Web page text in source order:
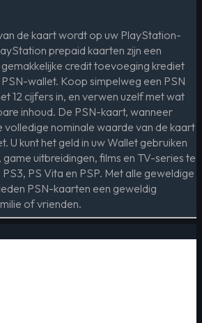
de kaart wordt op uw PlayStation-
prepaid kaarten zijn een
credit toevoeging krediet
wallet. Koop simpelweg een PSN
12 cijfers in, en verwen uzelf met wat
inhoud. De PSN-kaart, wanneer
volledige nominale waarde van de kaart
U kunt het geld in uw Wallet gebruiken
uitbreidingen, films en TV-series te
PS Vita en PSP. Met alle geweldige
PSN-kaarten een geweldig
of vrienden.